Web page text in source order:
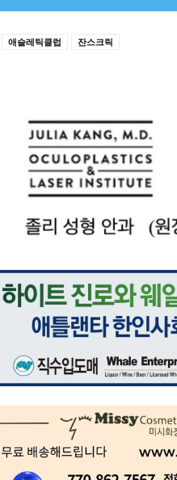
애슬레틱클럽 잔스크릭